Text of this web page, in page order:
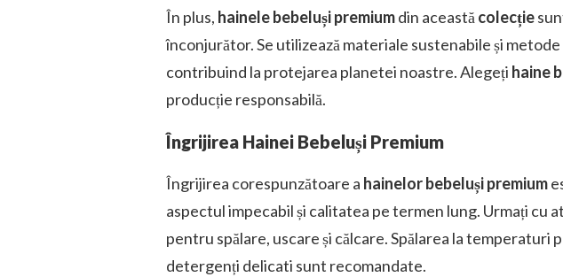
În plus, hainele bebeluși premiumdin aceastăcolecție
înconjurător. Se utilizează materiale sustenabile și
contribuind la protejarea planetei noastre. Alegeți haine
producție responsabilă.
Îngrijirea Hainei Bebeluși Premium
Îngrijirea corespunzătoare a hainelor bebeluși premium
aspectul impecabil și calitatea pe termen lung. Urmați cu
pentru spălare, uscare și călcare. Spălarea la temperaturi
detergenți delicati sunt recomandate.